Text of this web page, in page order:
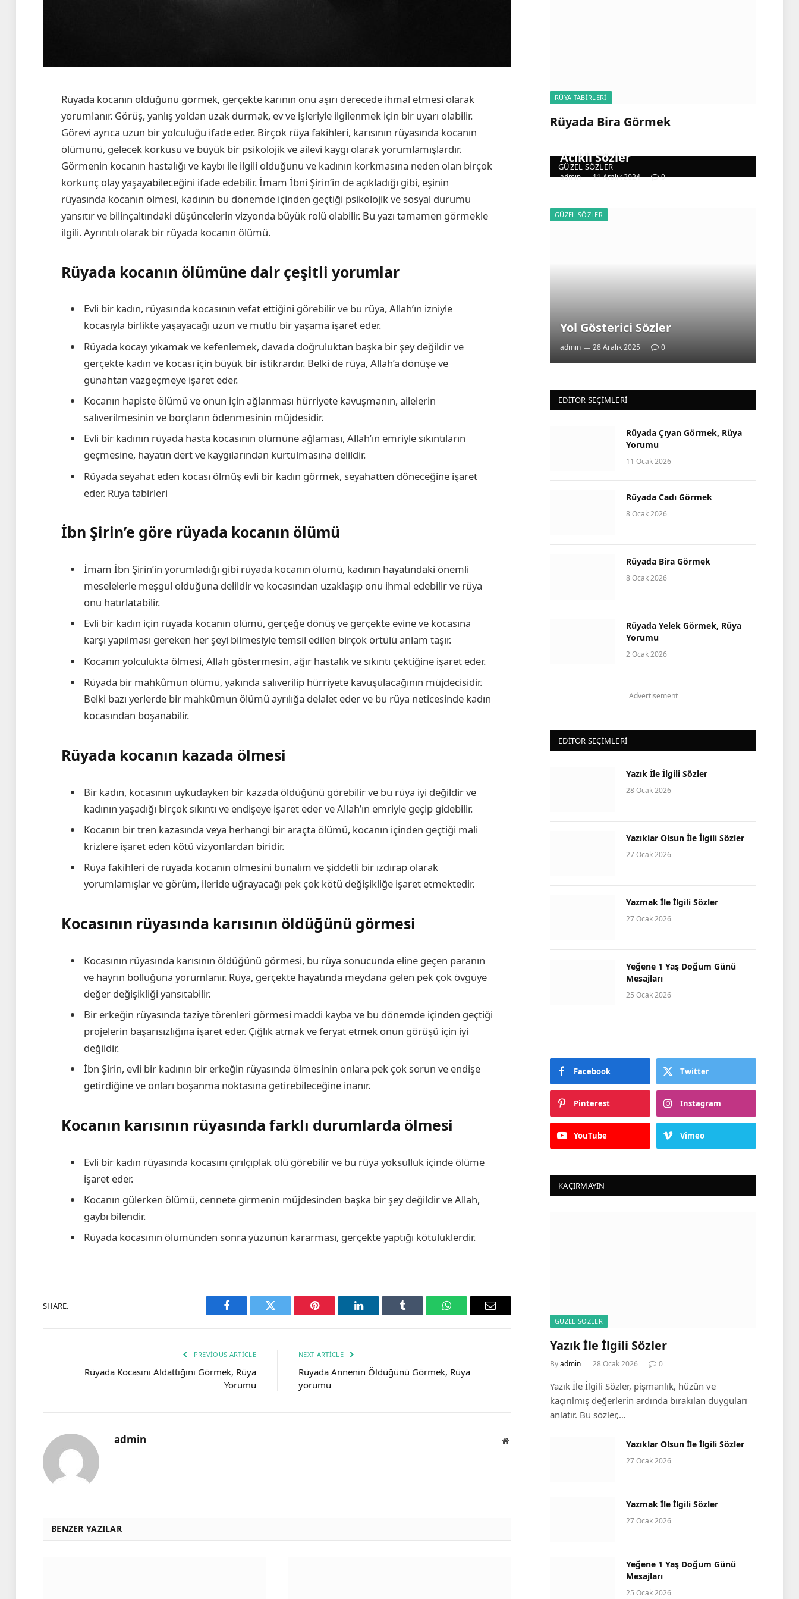
Rüyada kocanın öldüğünü görmek, gerçekte karının onu aşırı derecede ihmal etmesi olarak
yorumlanır. Görüş, yanlış yoldan uzak durmak, ev ve işleriyle ilgilenmek için bir uyarı olabilir.
Görevi ayrıca uzun bir yolculuğu ifade eder. Birçok rüya fakihleri, karısının rüyasında kocanın
ölümünü, gelecek korkusu ve büyük bir psikolojik ve ailevi kaygı olarak yorumlamışlardır.
Görmenin kocanın hastalığı ve kaybı ile ilgili olduğunu ve kadının korkmasına neden olan birçok
korkunç olay yaşayabileceğini ifade edebilir. İmam İbni Şirin’in de açıkladığı gibi, eşinin
rüyasında kocanın ölmesi, kadının bu dönemde içinden geçtiği psikolojik ve sosyal durumu
yansıtır ve bilinçaltındaki düşüncelerin vizyonda büyük rolü olabilir. Bu yazı tamamen görmekle
ilgili. Ayrıntılı olarak bir rüyada kocanın ölümü.
Rüyada kocanın ölümüne dair çeşitli yorumlar
Evli bir kadın, rüyasında kocasının vefat ettiğini görebilir ve bu rüya, Allah’ın izniyle
kocasıyla birlikte yaşayacağı uzun ve mutlu bir yaşama işaret eder.
Rüyada kocayı yıkamak ve kefenlemek, davada doğruluktan başka bir şey değildir ve
gerçekte kadın ve kocası için büyük bir istikrardır. Belki de rüya, Allah’a dönüşe ve
günahtan vazgeçmeye işaret eder.
Kocanın hapiste ölümü ve onun için ağlanması hürriyete kavuşmanın, ailelerin
salıverilmesinin ve borçların ödenmesinin müjdesidir.
Evli bir kadının rüyada hasta kocasının ölümüne ağlaması, Allah’ın emriyle sıkıntıların
geçmesine, hayatın dert ve kaygılarından kurtulmasına delildir.
Rüyada seyahat eden kocası ölmüş evli bir kadın görmek, seyahatten döneceğine işaret
eder. Rüya tabirleri
İbn Şirin’e göre rüyada kocanın ölümü
İmam İbn Şirin’in yorumladığı gibi rüyada kocanın ölümü, kadının hayatındaki önemli
meselelerle meşgul olduğuna delildir ve kocasından uzaklaşıp onu ihmal edebilir ve rüya
onu hatırlatabilir.
Evli bir kadın için rüyada kocanın ölümü, gerçeğe dönüş ve gerçekte evine ve kocasına
karşı yapılması gereken her şeyi bilmesiyle temsil edilen birçok örtülü anlam taşır.
Kocanın yolculukta ölmesi, Allah göstermesin, ağır hastalık ve sıkıntı çektiğine işaret eder.
Rüyada bir mahkûmun ölümü, yakında salıverilip hürriyete kavuşulacağının müjdecisidir.
Belki bazı yerlerde bir mahkûmun ölümü ayrılığa delalet eder ve bu rüya neticesinde kadın
kocasından boşanabilir.
Rüyada kocanın kazada ölmesi
Bir kadın, kocasının uykudayken bir kazada öldüğünü görebilir ve bu rüya iyi değildir ve
kadının yaşadığı birçok sıkıntı ve endişeye işaret eder ve Allah’ın emriyle geçip gidebilir.
Kocanın bir tren kazasında veya herhangi bir araçta ölümü, kocanın içinden geçtiği mali
krizlere işaret eden kötü vizyonlardan biridir.
Rüya fakihleri ​​de rüyada kocanın ölmesini bunalım ve şiddetli bir ızdırap olarak
yorumlamışlar ve görüm, ileride uğrayacağı pek çok kötü değişikliğe işaret etmektedir.
Kocasının rüyasında karısının öldüğünü görmesi
Kocasının rüyasında karısının öldüğünü görmesi, bu rüya sonucunda eline geçen paranın
ve hayrın bolluğuna yorumlanır. Rüya, gerçekte hayatında meydana gelen pek çok övgüye
değer değişikliği yansıtabilir.
Bir erkeğin rüyasında taziye törenleri görmesi maddi kayba ve bu dönemde içinden geçtiği
projelerin başarısızlığına işaret eder. Çığlık atmak ve feryat etmek onun görüşü için iyi
değildir.
İbn Şirin, evli bir kadının bir erkeğin rüyasında ölmesinin onlara pek çok sorun ve endişe
getirdiğine ve onları boşanma noktasına getirebileceğine inanır.
Kocanın karısının rüyasında farklı durumlarda ölmesi
Evli bir kadın rüyasında kocasını çırılçıplak ölü görebilir ve bu rüya yoksulluk içinde ölüme
işaret eder.
Kocanın gülerken ölümü, cennete girmenin müjdesinden başka bir şey değildir ve Allah,
gaybı bilendir.
Rüyada kocasının ölümünden sonra yüzünün kararması, gerçekte yaptığı kötülüklerdir.
SHARE.
Facebook Twitter Pinterest LinkedIn Tumblr WhatsAppEmail
PREVIOUS ARTICLE
Rüyada Kocasını Aldattığını Görmek, Rüya
Yorumu
NEXT ARTICLE
Rüyada Annenin Öldüğünü Görmek, Rüya
yorumu
admin Website
BENZER YAZILAR
RÜYA TABIRLERI
Rüyada Bira Görmek
GÜZEL SÖZLER
Acıklı Sözler
admin 11 Aralık 2024 0
GÜZEL SÖZLER
Yol Gösterici Sözler
admin 28 Aralık 2025 0
EDITOR SEÇIMLERI
Rüyada Çıyan Görmek, Rüya
Yorumu
11 Ocak 2026
Rüyada Cadı Görmek
8 Ocak 2026
Rüyada Bira Görmek
8 Ocak 2026
Rüyada Yelek Görmek, Rüya
Yorumu
2 Ocak 2026
Advertisement
EDITOR SEÇIMLERI
Yazık İle İlgili Sözler
28 Ocak 2026
Yazıklar Olsun İle İlgili Sözler
27 Ocak 2026
Yazmak İle İlgili Sözler
27 Ocak 2026
Yeğene 1 Yaş Doğum Günü
Mesajları
25 Ocak 2026
Facebook Twitter
Pinterest Instagram
YouTube Vimeo
KAÇIRMAYIN
GÜZEL SÖZLER
Yazık İle İlgili Sözler
Byadmin 28 Ocak 2026 0
Yazık İle İlgili Sözler, pişmanlık, hüzün ve
kaçırılmış değerlerin ardında bırakılan duyguları
anlatır. Bu sözler,…
Yazıklar Olsun İle İlgili Sözler
27 Ocak 2026
Yazmak İle İlgili Sözler
27 Ocak 2026
Yeğene 1 Yaş Doğum Günü
Mesajları
25 Ocak 2026